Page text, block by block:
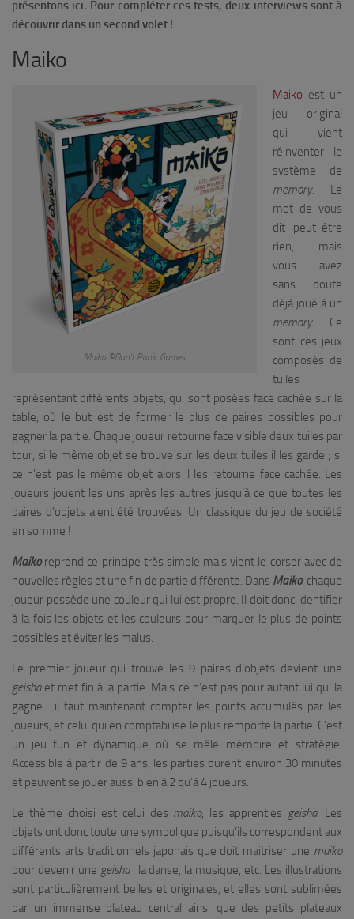
présentons ici. Pour compléter ces tests, deux interviews sont à
découvrir dans un second volet !
Maiko
Maiko ©Don’t Panic Games
Maiko est un
jeu original
qui vient
réinventer le
système de
memory. Le
mot de vous
dit peut-être
rien, mais
vous avez
sans doute
déjà joué à un
memory. Ce
sont ces jeux
composés de
tuiles
représentant différents objets, qui sont posées face cachée sur la
table, où le but est de former le plus de paires possibles pour
gagner la partie. Chaque joueur retourne face visible deux tuiles par
tour, si le même objet se trouve sur les deux tuiles il les garde ; si
ce n’est pas le même objet alors il les retourne face cachée. Les
joueurs jouent les uns après les autres jusqu’à ce que toutes les
paires d’objets aient été trouvées. Un classique du jeu de société
en somme !
Maikoreprend ce principe très simple mais vient le corser avec de
nouvelles règles et une fin de partie différente. Dans Maiko, chaque
joueur possède une couleur qui lui est propre. Il doit donc identifier
à la fois les objets et les couleurs pour marquer le plus de points
possibles et éviter les malus.
Le premier joueur qui trouve les 9 paires d’objets devient une
geishaet met fin à la partie. Mais ce n’est pas pour autant lui qui la
gagne : il faut maintenant compter les points accumulés par les
joueurs, et celui qui en comptabilise le plus remporte la partie. C’est
un jeu fun et dynamique où se mêle mémoire et stratégie.
Accessible à partir de 9 ans, les parties durent environ 30 minutes
et peuvent se jouer aussi bien à 2 qu’à 4 joueurs.
Le thème choisi est celui des maiko, les apprenties geisha. Les
objets ont donc toute une symbolique puisqu’ils correspondent aux
différents arts traditionnels japonais que doit maitriser une maiko
pour devenir une geisha: la danse, la musique, etc. Les illustrations
sont particulièrement belles et originales, et elles sont sublimées
par un immense plateau central ainsi que des petits plateaux